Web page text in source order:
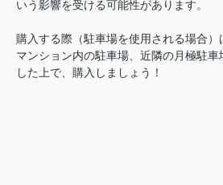
いう影響を受ける可能性があります。
購入する際（駐車場を使用される場合
マンション内の駐車場、近隣の月極駐
した上で、購入しましょう！